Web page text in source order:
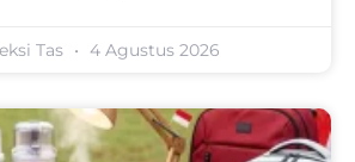
Tas 4 Agustus 2026